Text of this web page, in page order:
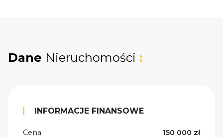
Dane Nieruchomości :
INFORMACJE FINANSOWE
Cena
150 000 zł